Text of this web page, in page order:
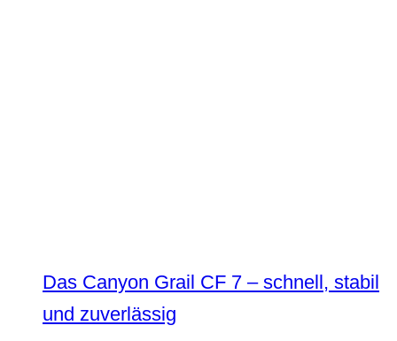
Das Canyon Grail CF 7 – schnell, stabil
und zuverlässig